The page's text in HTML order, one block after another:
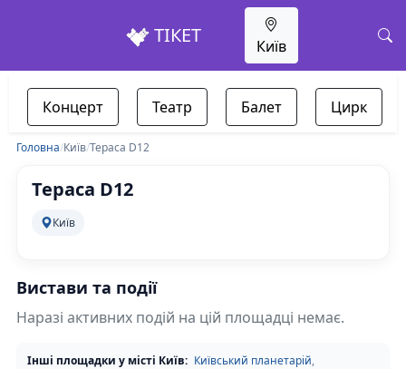
ТІКЕТ Київ
Концерт Театр Балет Цирк
Головна/Київ/Тераса D12
Тераса D12
Київ
Вистави та події
Наразі активних подій на цій площадці немає.
Інші площадки у місті Київ: Київський планетарій,